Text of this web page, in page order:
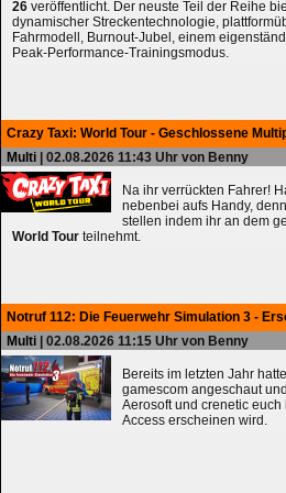
26 veröffentlicht. Der neuste Teil der Reihe
dynamischer Streckentechnologie,
Fahrmodell, Burnout-Jubel, einem
Peak-Performance-Trainingsmodus.
Crazy Taxi: World Tour - Geschlossene
Multi | 02.08.2026 11:43 Uhr von Benny
Na ihr verrückten Fahrer!
nebenbei aufs Handy,
stellen indem ihr an dem
World Tour teilnehmt.
Notruf 112: Die Feuerwehr Simulation 3 -
Multi | 02.08.2026 11:15 Uhr von Benny
Bereits im letzten Jahr
gamescom angeschaut
Aerosoft und crenetic
Access erscheinen wird.